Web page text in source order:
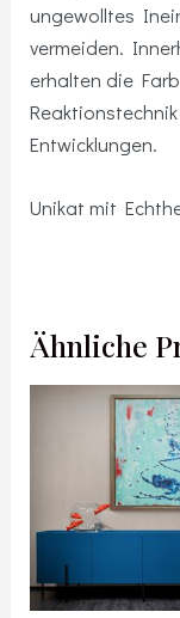
ungewolltes
vermeiden.
erhalten die
Unikat mit
Ähnliche